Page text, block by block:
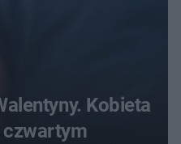
Kobieta
czwartym